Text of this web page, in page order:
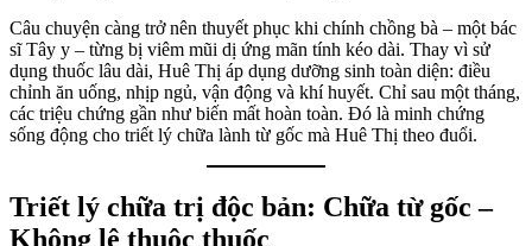
Câu chuyện càng trở nên thuyết phục khi chính chồng bà – một bác
sĩ Tây y – từng bị viêm mũi dị ứng mãn tính kéo dài. Thay vì sử
dụng thuốc lâu dài, Huê Thị áp dụng dưỡng sinh toàn diện: điều
chỉnh ăn uống, nhịp ngủ, vận động và khí huyết. Chỉ sau một tháng,
các triệu chứng gần như biến mất hoàn toàn. Đó là minh chứng
sống động cho triết lý chữa lành từ gốc mà Huê Thị theo đuổi.
Triết lý chữa trị độc bản: Chữa từ gốc –
Không lệ thuộc thuốc